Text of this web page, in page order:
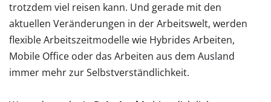
trotzdem viel reisen kann. Und gerade mit den
aktuellen Veränderungen in der Arbeitswelt, werden
flexible Arbeitszeitmodelle wie Hybrides Arbeiten,
Mobile Office oder das Arbeiten aus dem Ausland
immer mehr zur Selbstverständlichkeit.